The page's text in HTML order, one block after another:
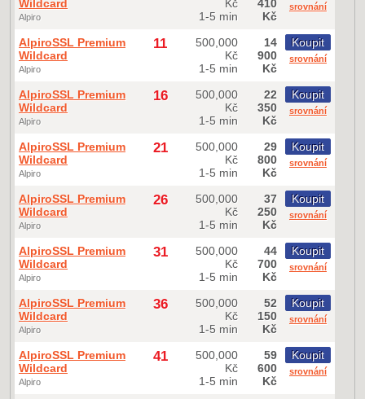
Wildcard
Alpiro
Kč
1-5 min
410
Kč
srovnání
AlpiroSSL Premium
Wildcard
Alpiro
11
500,000
Kč
1-5 min
14
900
Kč
Koupit
srovnání
AlpiroSSL Premium
Wildcard
Alpiro
16
500,000
Kč
1-5 min
22
350
Kč
Koupit
srovnání
AlpiroSSL Premium
Wildcard
Alpiro
21
500,000
Kč
1-5 min
29
800
Kč
Koupit
srovnání
AlpiroSSL Premium
Wildcard
Alpiro
26
500,000
Kč
1-5 min
37
250
Kč
Koupit
srovnání
AlpiroSSL Premium
Wildcard
Alpiro
31
500,000
Kč
1-5 min
44
700
Kč
Koupit
srovnání
AlpiroSSL Premium
Wildcard
Alpiro
36
500,000
Kč
1-5 min
52
150
Kč
Koupit
srovnání
AlpiroSSL Premium
Wildcard
Alpiro
41
500,000
Kč
1-5 min
59
600
Kč
Koupit
srovnání